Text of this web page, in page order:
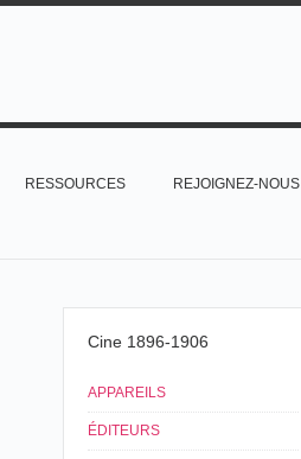
RESSOURCES REJOIGNEZ-NOUS
Cine 1896-1906
APPAREILS
ÉDITEURS